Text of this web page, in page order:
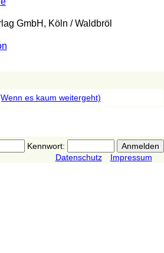
GmbH, Köln / Waldbröl
es kaum weitergeht)
Kennwort:
Datenschutz
Impressum